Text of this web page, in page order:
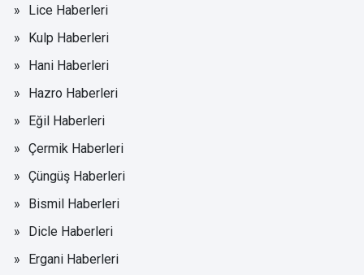
Lice Haberleri
Kulp Haberleri
Hani Haberleri
Hazro Haberleri
Eğil Haberleri
Çermik Haberleri
Çüngüş Haberleri
Bismil Haberleri
Dicle Haberleri
Ergani Haberleri